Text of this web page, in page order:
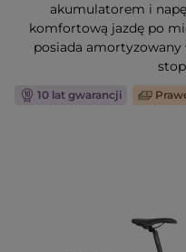
akumulatorem i
komfortową jazdę po
posiada amortyzowany
10 lat gwarancji